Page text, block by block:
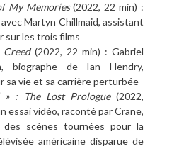
My Memories(2022, 22 min) :
Martyn Chillmaid, assistant
sur les trois films
Creed (2022, 22 min) : Gabriel
biographe de Ian Hendry,
sa vie et sa carrière perturbée
» : The Lost Prologue (2022,
essai vidéo, raconté par Crane,
des scènes tournées pour la
américaine disparue de